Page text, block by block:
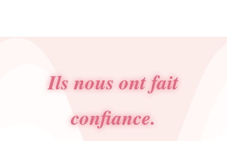
Ils nous ont fait
confiance.